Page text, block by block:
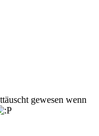
gewesen wenn